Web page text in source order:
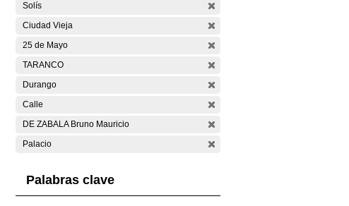
Solís
Ciudad Vieja
25 de Mayo
TARANCO
Durango
Calle
DE ZABALA Bruno Mauricio
Palacio
Palabras clave